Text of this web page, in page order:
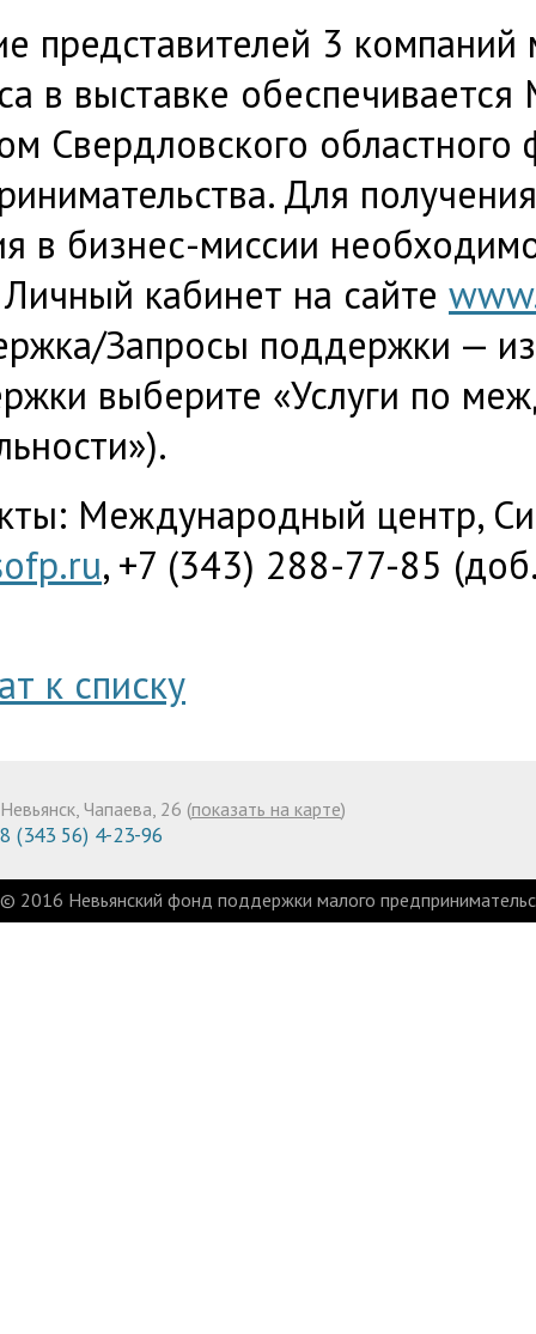
представителей 3 компаний
в выставке
Свердловского
Для
в бизнес-миссии
кабинет на сайте
Запросы поддержки —
выберите «Услуги по
Международный центр,
, +7 (343) 288-77-85
к списку
Невьянск, Чапаева, 26 (показать на карте)
8 (343 56) 4-23-96
© 2016 Невьянский фонд поддержки малого